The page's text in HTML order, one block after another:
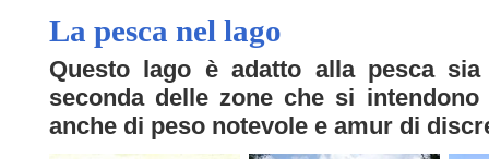
La pesca nel lago
Questo lago è adatto alla pesca
seconda delle zone che si
anche di peso notevole e amur di